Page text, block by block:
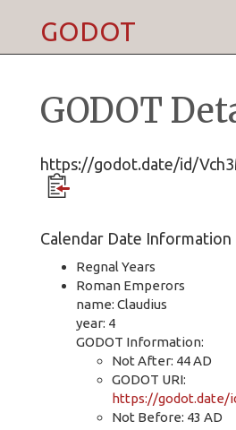
GODOT
GODOT
https://godot.date/id/
Calendar Date Information
Regnal Years
Roman Emperors
name: Claudius
year: 4
GODOT Information:
Not After: 44 AD
GODOT URI:
https://godot.date/
Not Before: 43 AD